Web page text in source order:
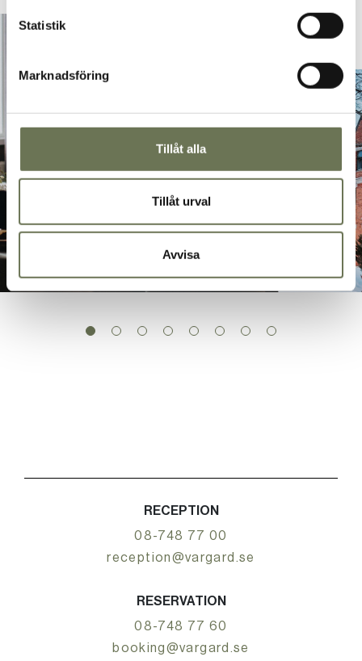
Statistik
Marknadsföring
Tillåt alla
Tillåt urval
Avvisa
RECEPTION
08-748 77 00
reception@vargard.se
RESERVATION
08-748 77 60
booking@vargard.se